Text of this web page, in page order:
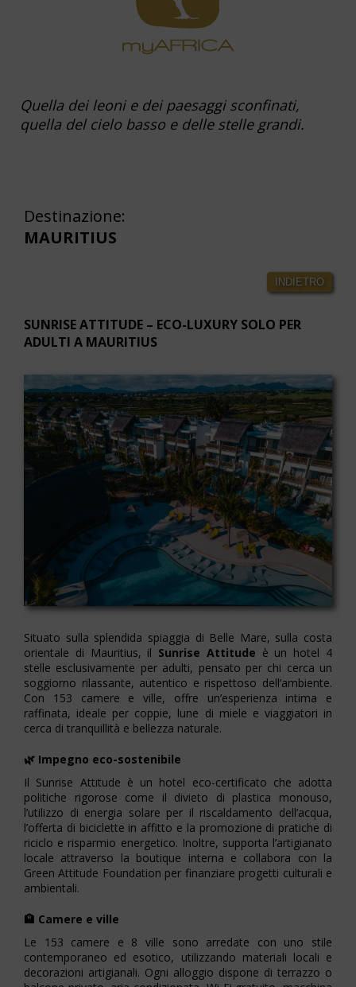
Quella dei leoni e dei paesaggi sconfinati,
quella del cielo basso e delle stelle grandi.
Destinazione:
MAURITIUS
INDIETRO
SUNRISE ATTITUDE – ECO-LUXURY SOLO PER
ADULTI A MAURITIUS
Situato sulla splendida spiaggia di Belle Mare, sulla costa
orientale di Mauritius, il Sunrise Attitude è un hotel 4
stelle esclusivamente per adulti, pensato per chi cerca un
soggiorno rilassante, autentico e rispettoso dell’ambiente.
Con 153 camere e ville, offre un’esperienza intima e
raffinata, ideale per coppie, lune di miele e viaggiatori in
cerca di tranquillità e bellezza naturale.
🌿 Impegno eco-sostenibile
Il Sunrise Attitude è un hotel eco-certificato che adotta
politiche rigorose come il divieto di plastica monouso,
l’utilizzo di energia solare per il riscaldamento dell’acqua,
l’offerta di biciclette in affitto e la promozione di pratiche di
riciclo e risparmio energetico. Inoltre, supporta l’artigianato
locale attraverso la boutique interna e collabora con la
Green Attitude Foundation per finanziare progetti culturali e
ambientali.
🏨 Camere e ville
Le 153 camere e 8 ville sono arredate con uno stile
contemporaneo ed esotico, utilizzando materiali locali e
decorazioni artigianali. Ogni alloggio dispone di terrazzo o